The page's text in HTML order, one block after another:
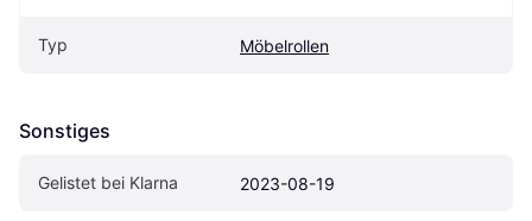
Typ Möbelrollen
Sonstiges
Gelistet bei Klarna 2023-08-19